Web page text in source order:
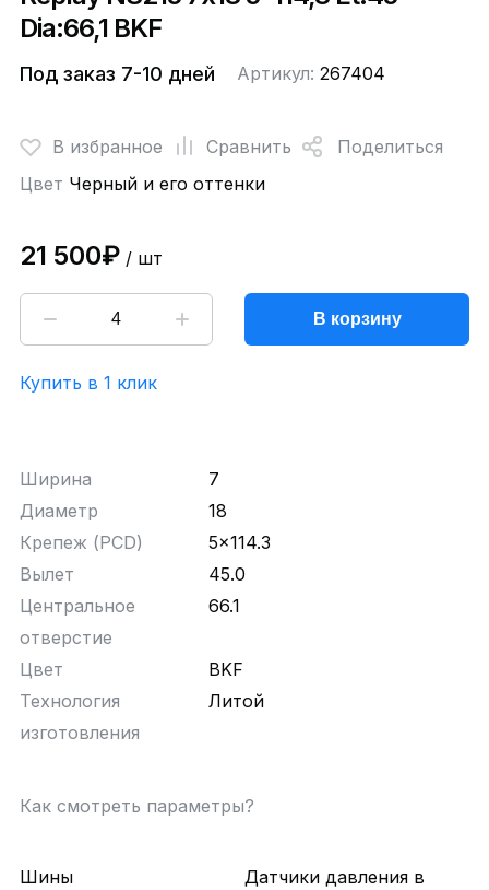
Dia:66,1 BKF
Под заказ 7-10 дней Артикул: 267404
В избранное Сравнить
Поделиться
Цвет Черный и его оттенки
21 500₽/ шт
В корзину
Купить в 1 клик
Ширина
7
Диаметр
18
Крепеж (PCD)
5x114.3
Вылет
45.0
Центральное
отверстие
66.1
Цвет
BKF
Технология
изготовления
Литой
Как смотреть параметры?
Шины
Датчики давления в